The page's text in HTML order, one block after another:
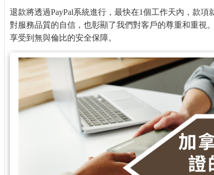
退款將透過PayPal系統進行，最快在1個工作天內，款
對服務品質的自信，也彰顯了我們對客戶的尊重和重視
享受到無與倫比的安全保障。